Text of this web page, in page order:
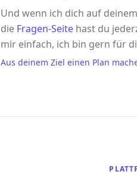
Und wenn ich dich auf
die Fragen-Seite hast du
mir einfach, ich bin gern für
Aus deinem Ziel einen Plan